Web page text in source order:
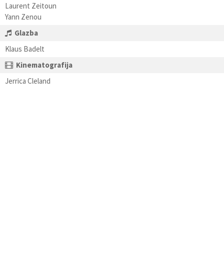
Laurent Zeitoun
Yann Zenou
Glazba
Klaus Badelt
Kinematografija
Jerrica Cleland